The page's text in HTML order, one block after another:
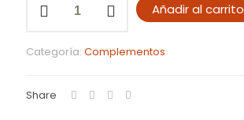
extra
Añadir al carrito
Categoría: Complementos
Share